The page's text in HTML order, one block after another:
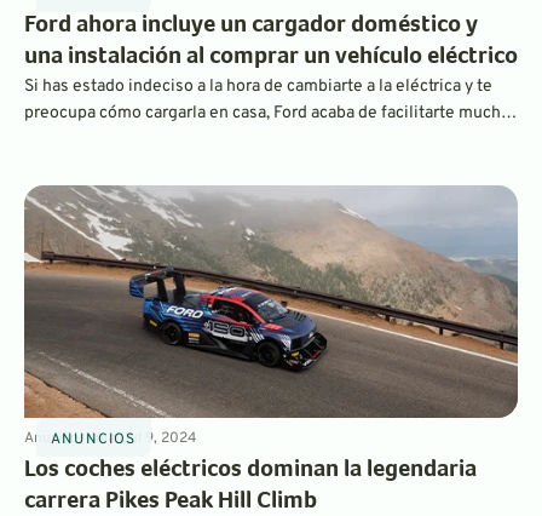
Ford ahora incluye un cargador doméstico y
una instalación al comprar un vehículo eléctrico
Si has estado indeciso a la hora de cambiarte a la eléctrica y te
preocupa cómo cargarla en casa, Ford acaba de facilitarte mucho
cubre los costos de instalación.
ANUNCIOS
Anuncios4minJul 9, 2024
Los coches eléctricos dominan la legendaria
carrera Pikes Peak Hill Climb